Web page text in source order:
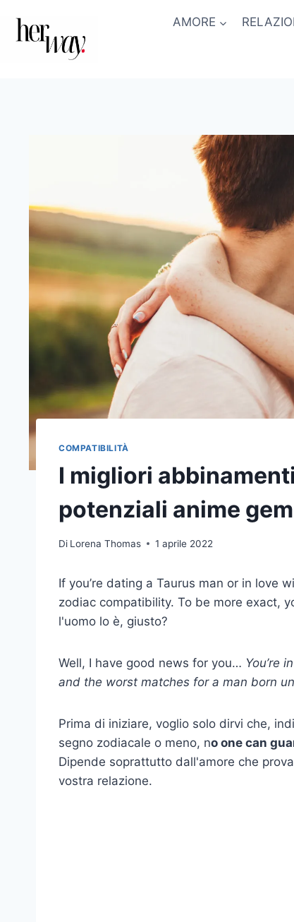
contenuto
AMORE
COMPATIBILITÀ
I migliori
potenziali anime
Di Lorena Thomas 1 aprile 2022
If you’re dating a Taurus man or in love
zodiac compatibility. To be more exact,
l'uomo lo è, giusto?
Well, I have good news for you… You’re
and the worst matches for a man born
Prima di iniziare, voglio solo dirvi che,
segno zodiacale o meno, no one can
Dipende soprattutto dall'amore che
vostra relazione.